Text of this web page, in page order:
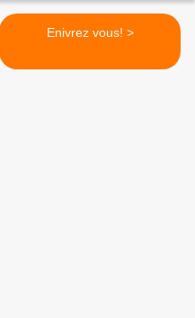
Enivrez vous! >